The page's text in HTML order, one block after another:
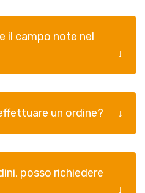
il campo note nel
un ordine?
posso richiedere